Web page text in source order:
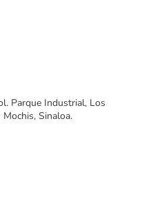
Parque Industrial, Los
Mochis, Sinaloa.